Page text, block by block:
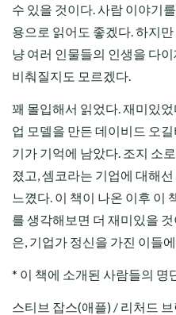
수 있을 것이다. 사람 이야기
용으로 읽어도 좋겠다. 하지
냥 여러 인물들의 인생을 다
비춰질지도 모르겠다.
꽤 몰입해서 읽었다. 재미있
업 모델을 만든 데이비드 오
기가 기억에 남았다. 조지 소
졌고, 셈코라는 기업에 대해
느꼈다. 이 책이 나온 이후 이
를 생각해보면 더 재미있을
은, 기업가 정신을 가진 이들
* 이 책에 소개된 사람들의 명
스티브 잡스(애플) / 리처드